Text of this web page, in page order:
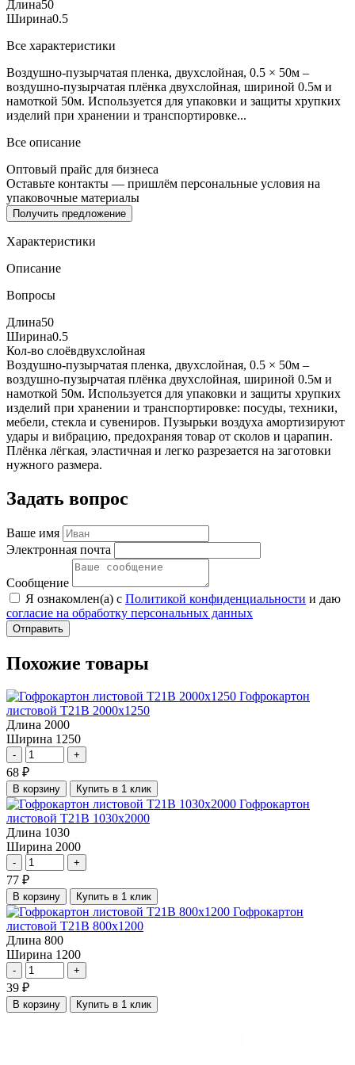
Длина50
Ширина0.5
Все характеристики
Воздушно-пузырчатая пленка, двухслойная, 0.5 × 50м –
воздушно-пузырчатая плёнка двухслойная, шириной 0.5м и
намоткой 50м. Используется для упаковки и защиты хрупких
изделий при хранении и транспортировке...
Все описание
Оптовый прайс для бизнеса
Оставьте контакты — пришлём персональные условия на
упаковочные материалы
Получить предложение
Характеристики
Описание
Вопросы
Длина50
Ширина0.5
Кол-во слоёвдвухслойная
Воздушно-пузырчатая пленка, двухслойная, 0.5 × 50м –
воздушно-пузырчатая плёнка двухслойная, шириной 0.5м и
намоткой 50м. Используется для упаковки и защиты хрупких
изделий при хранении и транспортировке: посуды, техники,
мебели, стекла и сувениров. Пузырьки воздуха амортизируют
удары и вибрацию, предохраняя товар от сколов и царапин.
Плёнка лёгкая, эластичная и легко разрезается на заготовки
нужного размера.
Задать вопрос
Ваше имя
Электронная почта
Сообщение
Я ознакомлен(а) с Политикой конфиденциальности и даю
согласие на обработку персональных данных
Отправить
Похожие товары
Гофрокартон
листовой Т21В 2000х1250
Длина 2000
Ширина 1250
- +
68 ₽
В корзину Купить в 1 клик
Гофрокартон
листовой Т21В 1030х2000
Длина 1030
Ширина 2000
- +
77 ₽
В корзину Купить в 1 клик
Гофрокартон
листовой Т21В 800х1200
Длина 800
Ширина 1200
- +
39 ₽
В корзину Купить в 1 клик